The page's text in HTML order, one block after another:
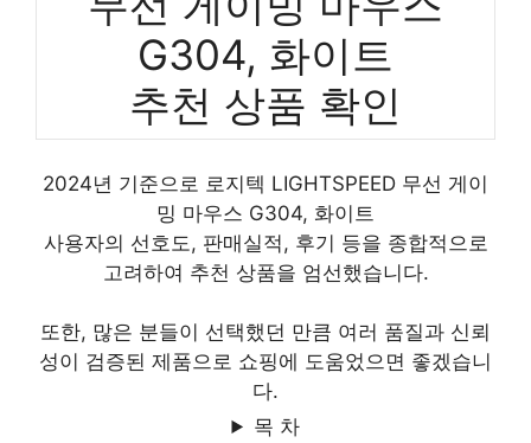
G304, 화이트
추천 상품 확인
2024년 기준으로 로지텍 LIGHTSPEED 무선 게이
밍 마우스 G304, 화이트
사용자의 선호도, 판매실적, 후기 등을 종합적으로
고려하여 추천 상품을 엄선했습니다.
또한, 많은 분들이 선택했던 만큼 여러 품질과 신뢰
성이 검증된 제품으로 쇼핑에 도움었으면 좋겠습니
다.
목 차